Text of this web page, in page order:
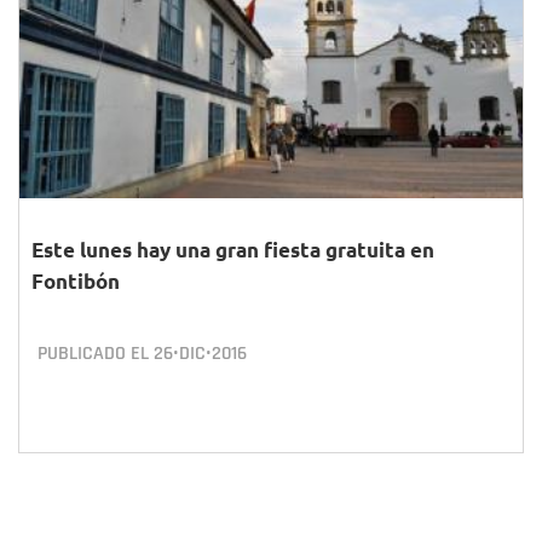
Este lunes hay una gran fiesta gratuita en
Fontibón
PUBLICADO EL 26•DIC•2016